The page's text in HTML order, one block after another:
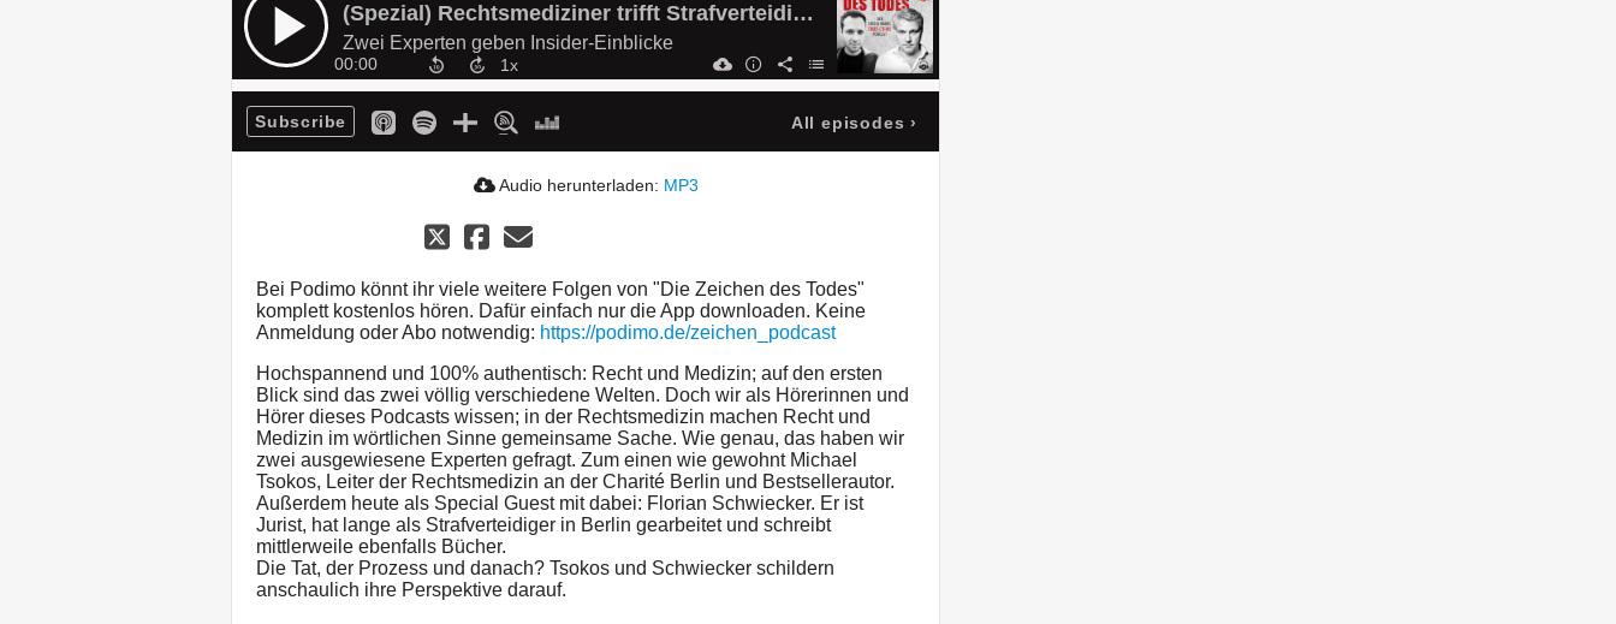
(Spezial) Rechtsmediziner trifft Strafverteidiger
Zwei Experten geben Insider-Einblicke
00:00
Subscribe All episodes ›
Audio herunterladen: MP3
Bei Podimo könnt ihr viele weitere Folgen von "Die Zeichen des Todes"
komplett kostenlos hören. Dafür einfach nur die App downloaden. Keine
Anmeldung oder Abo notwendig: https://podimo.de/zeichen_podcast
Hochspannend und 100% authentisch: Recht und Medizin; auf den ersten
Blick sind das zwei völlig verschiedene Welten. Doch wir als Hörerinnen und
Hörer dieses Podcasts wissen; in der Rechtsmedizin machen Recht und
Medizin im wörtlichen Sinne gemeinsame Sache. Wie genau, das haben wir
zwei ausgewiesene Experten gefragt. Zum einen wie gewohnt Michael
Tsokos, Leiter der Rechtsmedizin an der Charité Berlin und Bestsellerautor.
Außerdem heute als Special Guest mit dabei: Florian Schwiecker. Er ist
Jurist, hat lange als Strafverteidiger in Berlin gearbeitet und schreibt
mittlerweile ebenfalls Bücher.
Die Tat, der Prozess und danach? Tsokos und Schwiecker schildern
anschaulich ihre Perspektive darauf.